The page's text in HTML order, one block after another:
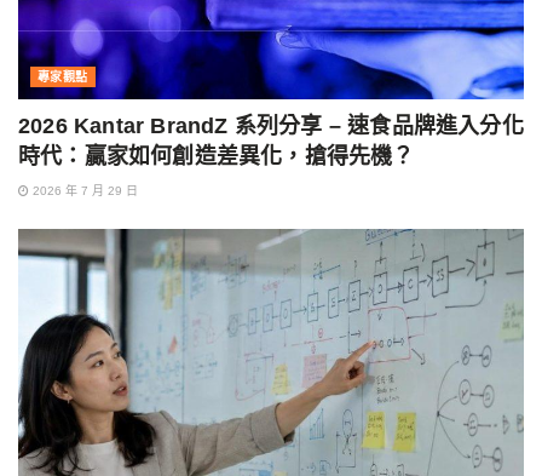
專家觀點
2026 Kantar BrandZ 系列分享 – 速食品牌進入分化
時代：贏家如何創造差異化，搶得先機？
2026 年 7 月 29 日